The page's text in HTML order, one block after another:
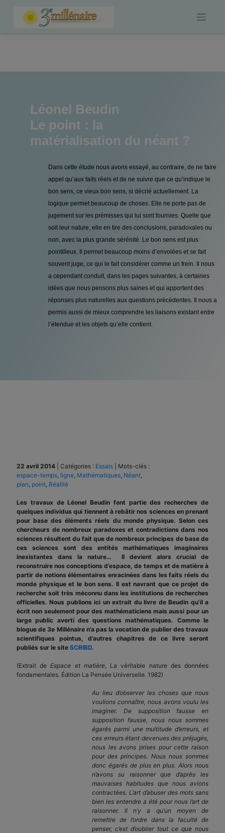
Léonel Beudin
Le point : la
matérialisation du néant ?
Dans cette étude nous avons essayé, au contraire, de ne faire
appel qu’aux faits réels et de ne suivre que ce qu’indique le
bon sens, ce vieux bon sens, si décrié actuellement. La
logique permet beaucoup de choses. Elle ne porte pas de
jugement sur les prémisses qui lui sont fournies. Quelle que
soit leur nature, elle en tire des conclusions, paradoxales ou
non, avec la plus grande sérénité. Le bon sens est plus
pointilleux. Il permet beaucoup moins d’envolées et se fait
souvent juge, ce qui le fait considérer comme un frein. Il nous
a cependant conduit, dans les pages suivantes, à certaines
idées que nous pensons plus saines et qui apportent des
réponses plus naturelles aux questions précédentes. Il nous a
permis aussi de mieux comprendre les liaisons existant entre
l’étendue et les objets qu’elle contient.
22 avril 2014 Catégories : Essais
Mots-clés :
espace-temps ligne Mathématiques Néant
plan point Réalité
Les travaux de Léonel Beudin font partie des recherches de
quelques individus qui tiennent à rebâtir nos sciences en prenant
pour base des éléments réels du monde physique. Selon ces
chercheurs de nombreux paradoxes et contradictions dans nos
sciences résultent du fait que de nombreux principes de base de
ces sciences sont des entités mathématiques imaginaires
inexistantes dans la nature… Il devient alors crucial de
reconstruire nos conceptions d’espace, de temps et de matière à
partir de notions élémentaires enracinées dans les faits réels du
monde physique et le bon sens. Il est navrant que ce projet de
recherche soit très méconnu dans les institutions de recherches
officielles. Nous publions ici un extrait du livre de Beudin qu’il a
écrit non seulement pour des mathématiciens mais aussi pour un
large public averti des questions mathématiques. Comme le
blogue de 3e Millénaire n’a pas la vocation de publier des travaux
scientifiques pointus, d’autres chapitres de ce livre seront
publiés sur le site SCRIBD.
(Extrait deEspace et matière, La véritable nature des données
fondamentales. Édition La Pensée Universelle. 1982)
Au lieu d’observer les choses que nous
voulions connaître, nous avons voulu les
imaginer. De supposition fausse en
supposition fausse, nous nous sommes
égarés parmi une multitude d’erreurs, et
ces erreurs étant devenues des préjugés,
nous les avons prises pour cette raison
pour des principes. Nous nous sommes
donc égarés de plus en plus. Alors nous
n’avons su raisonner que d’après les
mauvaises habitudes que nous avions
contractées. L’art d’abuser des mots sans
bien les entendre a été pour nous l’art de
raisonner. Il n’y a qu’un moyen de
remettre de l’ordre dans la faculté de
penser, c’est d’oublier tout ce que nous